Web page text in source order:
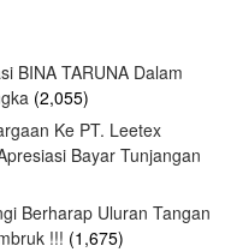
BINA TARUNA Dalam
(2,055)
Ke PT. Leetex
Bayar Tunjangan
Berharap Uluran Tangan
!!! (1,675)